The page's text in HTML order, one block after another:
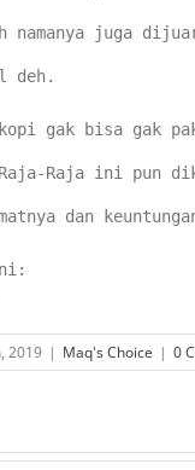
namanya juga
deh.
kopi gak bisa gak
Raja ini pun
dan
2019 | Maq's Choice | 0